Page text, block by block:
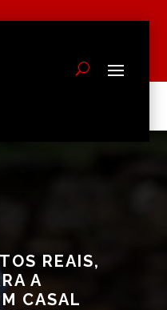
REAIS,
A
CASAL